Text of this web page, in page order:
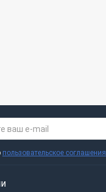
пользовательское соглашения